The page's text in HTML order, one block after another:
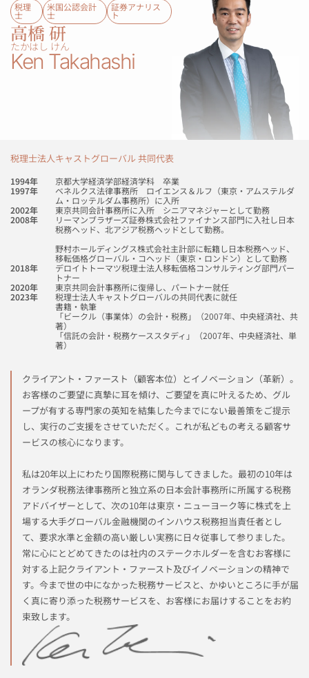
税理
士
米国公認会計
士​
証券アナリス
ト​
高橋 研​​
たかはし けん​​​
Ken Takahashi​​
税理士法人キャストグローバル 共同代表​
1994年
京都大学経済学部経済学科 卒業
1997年
ベネルクス法律事務所 ロイエンス＆ルフ（東京・アムステルダ
ム・ロッテルダム事務所）に入所
2002年
東京共同会計事務所に入所 シニアマネジャーとして勤務
2008年
リーマンブラザーズ証券株式会社ファイナンス部門に入社し日本
税務ヘッド、北アジア税務ヘッドとして勤務。
野村ホールディングス株式会社主計部に転籍し日本税務ヘッド、
移転価格グローバル・コヘッド（東京・ロンドン）として勤務
2018年
デロイトトーマツ税理士法人移転価格コンサルティング部門パー
トナー
2020年
東京共同会計事務所に復帰し、パートナー就任
2023年
税理士法人キャストグローバルの共同代表に就任
書籍・執筆
「ビークル（事業体）の会計・税務」（2007年、中央経済社、共
著）
「信託の会計・税務ケーススタディ」（2007年、中央経済社、単
著）
クライアント・ファースト（顧客本位）とイノベーション（革新）。
お客様のご要望に真摯に耳を傾け、ご要望を真に叶えるため、グル
ープが有する専門家の英知を結集した今までにない最善策をご提示
し、実行のご支援をさせていただく。これが私どもの考える顧客サ
ービスの核心になります。
私は20年以上にわたり国際税務に関与してきました。最初の10年は
オランダ税務法律事務所と独立系の日本会計事務所に所属する税務
アドバイザーとして、次の10年は東京・ニューヨーク等に株式を上
場する大手グローバル金融機関のインハウス税務担当責任者とし
て、要求水準と金額の高い厳しい実務に日々従事して参りました。
常に心にとどめてきたのは社内のステークホルダーを含むお客様に
対する上記クライアント・ファースト及びイノベーションの精神で
す。今まで世の中になかった税務サービスと、かゆいところに手が届
く真に寄り添った税務サービスを、お客様にお届けすることをお約
束致します。